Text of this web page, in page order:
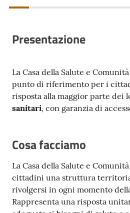
Studiare
Piacenza
Costruiamo
Novità
Scuole
Presentazione
La Casa della Salute e
punto di riferimento per i
risposta alla maggior parte dei
sanitari, con garanzia di
Cosa facciamo
La Casa della Salute e
cittadini una struttura
rivolgersi in ogni momento
Rappresenta una risposta